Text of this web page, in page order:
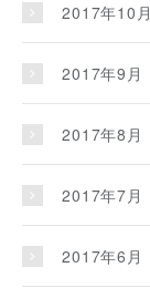
2017年10月
2017年9月
2017年8月
2017年7月
2017年6月